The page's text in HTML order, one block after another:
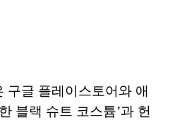
구글 플레이스토어와 애
블랙 슈트 코스튬’과 헌